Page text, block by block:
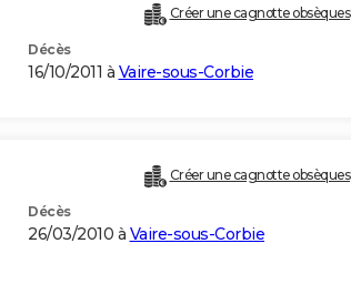
Créer une cagnotte obsèques
Décès
16/10/2011 à Vaire-sous-Corbie
Créer une cagnotte obsèques
Décès
26/03/2010 à Vaire-sous-Corbie